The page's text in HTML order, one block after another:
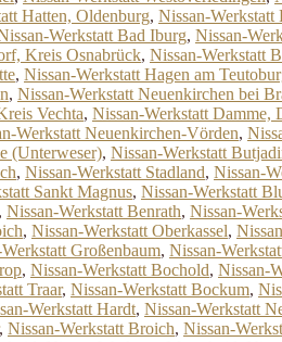
Hatten, Oldenburg, Nissan-
Werkstatt Bad Iburg, Nissan-
Kreis Osnabrück, Nissan-Werkstatt
, Nissan-Werkstatt Hagen am
, Nissan-Werkstatt Neuenkirchen bei
Vechta, Nissan-Werkstatt Damme,
Werkstatt Neuenkirchen-Vörden,
(Unterweser), Nissan-Werkstatt
, Nissan-Werkstatt Stadland, Nissan-
Sankt Magnus, Nissan-Werkstatt
Nissan-Werkstatt Benrath, Nissan-
, Nissan-Werkstatt Oberkassel,
Großenbaum, Nissan-
, Nissan-Werkstatt Bochold, Nissan-
Traar, Nissan-Werkstatt Bockum,
Werkstatt Hardt, Nissan-Werkstatt
, Nissan-Werkstatt Broich, Nissan-